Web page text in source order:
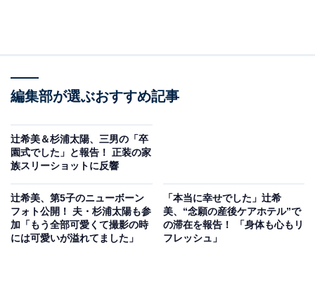
編集部が選ぶおすすめ記事
辻希美＆杉浦太陽、三男の「卒
園式でした」と報告！ 正装の家
族スリーショットに反響
辻希美、第5子のニューボーン
フォト公開！ 夫・杉浦太陽も参
加「もう全部可愛くて撮影の時
には可愛いが溢れてました」
「本当に幸せでした」辻希
美、“念願の産後ケアホテル”で
の滞在を報告！ 「身体も心もリ
フレッシュ」